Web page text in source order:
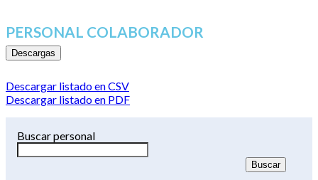
PERSONAL COLABORADOR
Descargas
Descargar listado en CSV
Descargar listado en PDF
Buscar personal